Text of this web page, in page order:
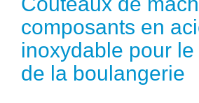
composants en
inoxydable pour
de la boulangerie